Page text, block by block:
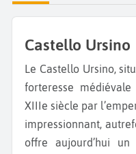
Castello Ursino
Le Castello Ursino, situé au cœur de Catane, est une
forteresse
XIIIe siècle par
impressionnant,
offre aujourd’hui